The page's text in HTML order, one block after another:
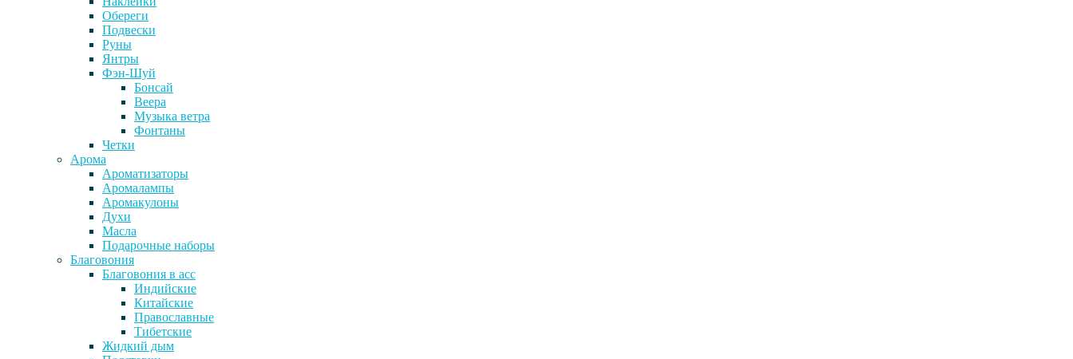
Обереги
Подвески
Руны
Янтры
Фэн-Шуй
Бонсай
Веера
Музыка ветра
Фонтаны
Четки
Арома
Ароматизаторы
Аромалампы
Аромакулоны
Духи
Масла
Подарочные наборы
Благовония
Благовония в асс
Индийские
Китайские
Православные
Тибетские
Жидкий дым